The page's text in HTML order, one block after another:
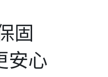
固
安心